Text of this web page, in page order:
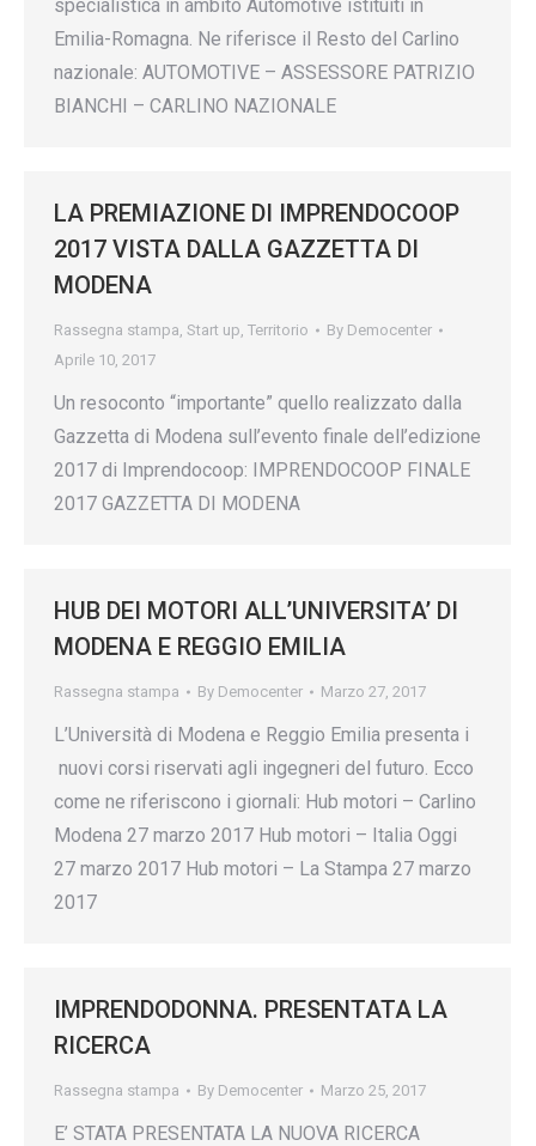
specialistica in ambito Automotive istituiti in
Emilia-Romagna. Ne riferisce il Resto del Carlino
nazionale: AUTOMOTIVE – ASSESSORE PATRIZIO
BIANCHI – CARLINO NAZIONALE
LA PREMIAZIONE DI IMPRENDOCOOP
2017 VISTA DALLA GAZZETTA DI
MODENA
Rassegna stampa, Start up, Territorio By Democenter
Aprile 10, 2017
Un resoconto “importante” quello realizzato dalla
Gazzetta di Modena sull’evento finale dell’edizione
2017 di Imprendocoop: IMPRENDOCOOP FINALE
2017 GAZZETTA DI MODENA
HUB DEI MOTORI ALL’UNIVERSITA’ DI
MODENA E REGGIO EMILIA
Rassegna stampa By Democenter Marzo 27, 2017
L’Università di Modena e Reggio Emilia presenta i
nuovi corsi riservati agli ingegneri del futuro. Ecco
come ne riferiscono i giornali: Hub motori – Carlino
Modena 27 marzo 2017 Hub motori – Italia Oggi
27 marzo 2017 Hub motori – La Stampa 27 marzo
2017
IMPRENDODONNA. PRESENTATA LA
RICERCA
Rassegna stampa By Democenter Marzo 25, 2017
E’ STATA PRESENTATA LA NUOVA RICERCA